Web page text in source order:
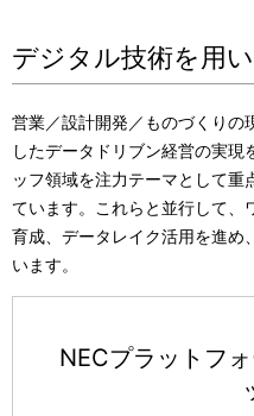
デジタル技術を用
営業／設計開発／ものづくりの
したデータドリブン経営の実現
ッフ領域を注力テーマとして重
ています。これらと並行して、
育成、データレイク活用を進め
います。
NECプラットフ